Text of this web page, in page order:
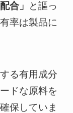
合」
と謳っ
率は製品に
る有用成分
ドな原料を
保していま